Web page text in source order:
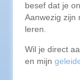
besef dat je
Aanwezig zijn
leren.
Wil je direct
en mijn